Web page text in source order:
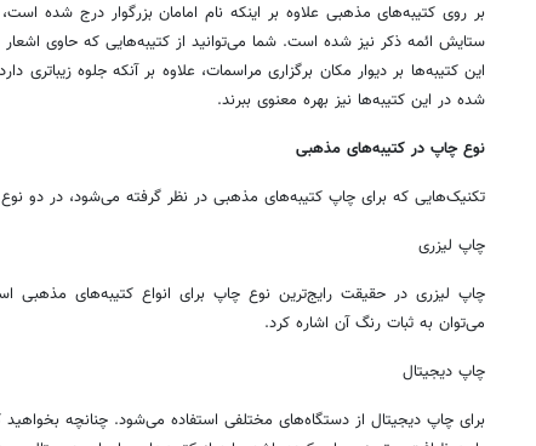
بر روی کتیبه‌های مذهبی علاوه بر اینکه نام امامان بزرگوار درج شده
ستایش ائمه ذکر نیز شده است. شما می‌توانید از کتیبه‌هایی که حاوی
این کتیبه‌ها بر دیوار مکان برگزاری مراسمات، علاوه بر آنکه جلوه
شده در این کتیبه‌ها نیز بهره معنوی ببرند.
نوع چاپ در کتیبه‌های مذهبی
تکنیک‌هایی که برای چاپ کتیبه‌های مذهبی در نظر گرفته می‌شود، در دو
چاپ لیزری
چاپ لیزری در حقیقت رایج‌ترین نوع چاپ برای انواع کتیبه‌های مذهبی
می‌توان به ثبات رنگ آن اشاره کرد.
چاپ دیجیتال
برای چاپ دیجیتال از دستگاه‌های مختلفی استفاده می‌شود. چنانچه